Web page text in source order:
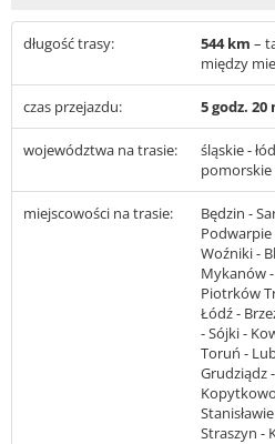
długość trasy: 544 km –
między
czas przejazdu: 5 godz. 20
województwa na trasie:
śląskie -
pomorskie
miejscowości na trasie:
Będzin -
Podwarpie
Woźniki -
Mykanów
Piotrków
Łódź -
- Sójki -
Toruń -
Grudziądz
Straszyn -